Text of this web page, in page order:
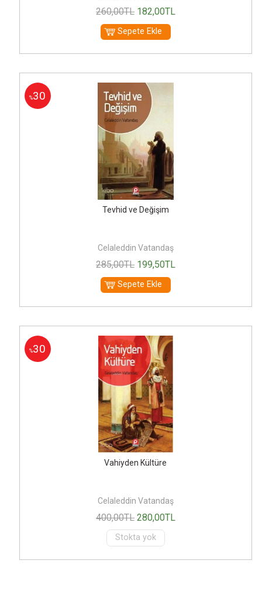
260,00TL 182,00TL
Sepete Ekle
%30
Tevhid ve Değişim
Celaleddin Vatandaş
285,00TL 199,50TL
Sepete Ekle
%30
Vahiyden Kültüre
Celaleddin Vatandaş
400,00TL 280,00TL
Stokta yok